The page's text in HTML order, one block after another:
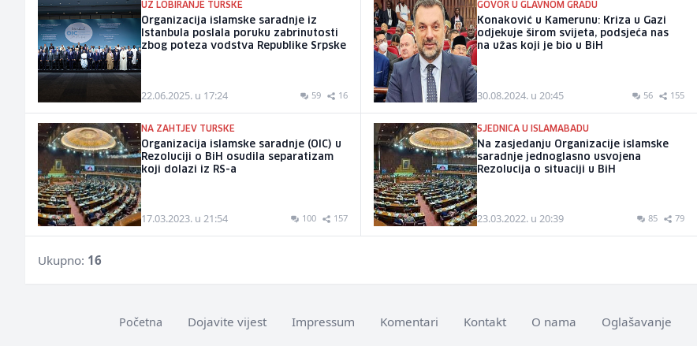
UZ LOBIRANJE TURSKE
Organizacija islamske saradnje iz
Istanbula poslala poruku zabrinutosti
zbog poteza vodstva Republike Srpske
22.06.2025. u 17:24 59 16
GOVOR U GLAVNOM GRADU
Konaković u Kamerunu: Kriza u Gazi
odjekuje širom svijeta, podsjeća nas
na užas koji je bio u BiH
30.08.2024. u 20:45 56 155
NA ZAHTJEV TURSKE
Organizacija islamske saradnje (OIC) u
Rezoluciji o BiH osudila separatizam
koji dolazi iz RS-a
17.03.2023. u 21:54 100 157
SJEDNICA U ISLAMABADU
Na zasjedanju Organizacije islamske
saradnje jednoglasno usvojena
Rezolucija o situaciji u BiH
23.03.2022. u 20:39 85 79
Ukupno: 16
Početna Dojavite vijest Impressum Komentari Kontakt O nama Oglašavanje